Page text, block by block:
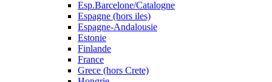
Esp.Barcelone/Catalogne
Espagne (hors iles)
Espagne-Andalousie
Estonie
Finlande
France
Grece (hors Crete)